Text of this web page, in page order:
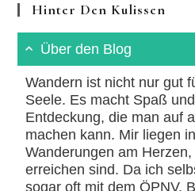
Hinter Den Kulissen
Über den Blog
Wandern ist nicht nur gut
Seele. Es macht Spaß
Entdeckung, die man auf
machen kann. Mir liegen
Wanderungen am
erreichen sind. Da ich
sogar oft mit dem ÖPNV.